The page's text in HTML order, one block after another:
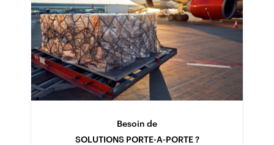
Besoin de
SOLUTIONS PORTE-A-PORTE ?